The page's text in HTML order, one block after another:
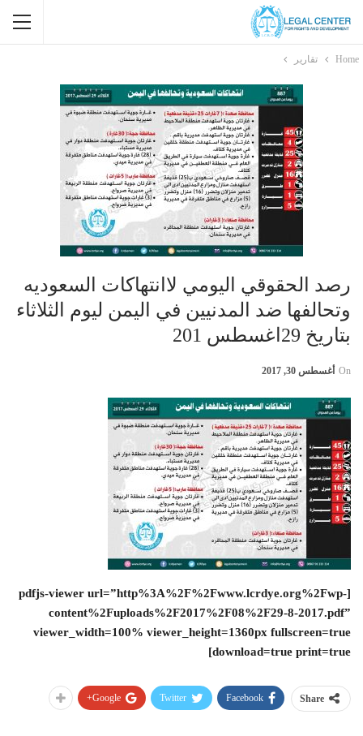
Home تقارير
رصد الحقوقي اليومي لاانتهاكات السعوديه
وتحالفها ضد المدنيين في اليمن ليوم الثلاثاء
بتاريخ 29اغسطس 201
On أغسطس 30, 2017
[pdfjs-viewer url=”http%3A%2F%2Fwww.lcrdye.org%2Fwp-
content%2Fuploads%2F2017%2F08%2F29-8-2017.pdf”
viewer_width=100% viewer_height=1360px fullscreen=true
download=true print=true]
Share
Facebook
Twitter
Google+